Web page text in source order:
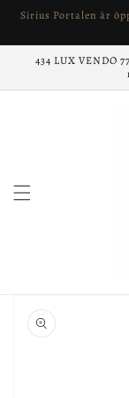
vidare
innehåll
Sirius Portalen är
434 LUX VENDO